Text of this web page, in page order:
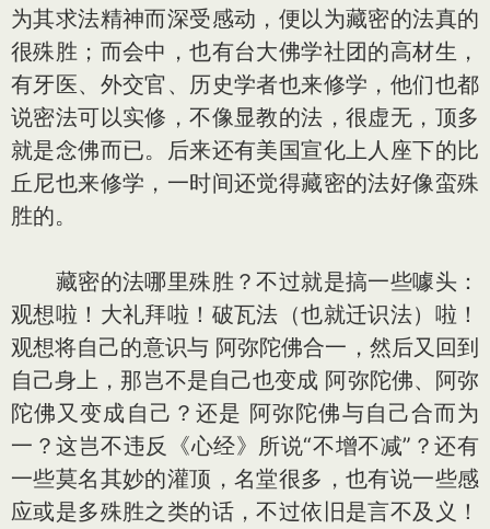
为其求法精神而深受感动，便以为藏密的法真的
很殊胜；而会中，也有台大佛学社团的高材生，
有牙医、外交官、历史学者也来修学，他们也都
说密法可以实修，不像显教的法，很虚无，顶多
就是念佛而已。后来还有美国宣化上人座下的比
丘尼也来修学，一时间还觉得藏密的法好像蛮殊
胜的。
藏密的法哪里殊胜？不过就是搞一些噱头：
观想啦！大礼拜啦！破瓦法（也就迁识法）啦！
观想将自己的意识与 阿弥陀佛合一，然后又回到
自己身上，那岂不是自己也变成 阿弥陀佛、阿弥
陀佛又变成自己？还是 阿弥陀佛与自己合而为
一？这岂不违反《心经》所说“不增不减”？还有
一些莫名其妙的灌顶，名堂很多，也有说一些感
应或是多殊胜之类的话，不过依旧是言不及义！